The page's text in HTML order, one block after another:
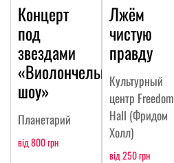
Концерт
под
звездами
«Виолончельное
шоу»
Планетарий
від 800 грн
Лжём
чистую
правду
Культурный
центр Freedom
Hall (Фридом
Холл)
від 250 грн